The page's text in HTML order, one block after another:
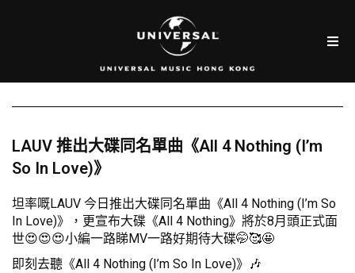
LAUV 推出大碟同名單曲《All 4 Nothing (I’m
So In Love)》
坦率嘅LAUV 今日推出大碟同名單曲《All 4 Nothing (I’m So
In Love)》，更宣布大碟《All 4 Nothing》將於8月頭正式面
世😍😍😍小編一路睇MV一路好期待大碟🤭🥰🤩
即刻去聽《All 4 Nothing (I’m So In Love)》🎶